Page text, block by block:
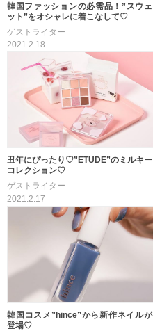
韓国ファッションの必需品！”スウェ
ット”をオシャレに着こなして♡
ゲストライター
2021.2.18
丑年にぴったり♡”ETUDE”のミルキー
コレクション♡
ゲストライター
2021.2.17
韓国コスメ”hince”から新作ネイルが
登場♡